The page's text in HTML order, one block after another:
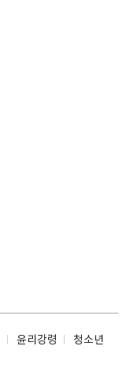
윤리강령
청소년